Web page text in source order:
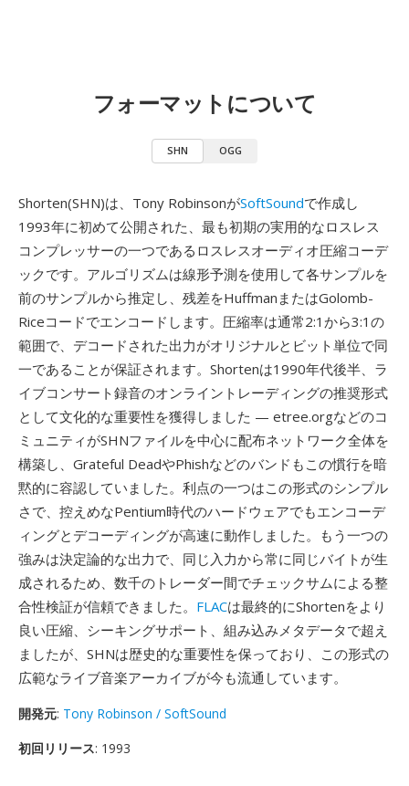
フォーマットについて
SHN OGG
Shorten(SHN)は、Tony RobinsonがSoftSoundで作成し
1993年に初めて公開された、最も初期の実用的なロスレス
コンプレッサーの一つであるロスレスオーディオ圧縮コーデ
ックです。アルゴリズムは線形予測を使用して各サンプルを
前のサンプルから推定し、残差をHuffmanまたはGolomb-
Riceコードでエンコードします。圧縮率は通常2:1から3:1の
範囲で、デコードされた出力がオリジナルとビット単位で同
一であることが保証されます。Shortenは1990年代後半、ラ
イブコンサート録音のオンライントレーディングの推奨形式
として文化的な重要性を獲得しました — etree.orgなどのコ
ミュニティがSHNファイルを中心に配布ネットワーク全体を
構築し、Grateful DeadやPhishなどのバンドもこの慣行を暗
黙的に容認していました。利点の一つはこの形式のシンプル
さで、控えめなPentium時代のハードウェアでもエンコーデ
ィングとデコーディングが高速に動作しました。もう一つの
強みは決定論的な出力で、同じ入力から常に同じバイトが生
成されるため、数千のトレーダー間でチェックサムによる整
合性検証が信頼できました。 FLACは最終的にShortenをより
良い圧縮、シーキングサポート、組み込みメタデータで超え
ましたが、SHNは歴史的な重要性を保っており、この形式の
広範なライブ音楽アーカイブが今も流通しています。
開発元: Tony Robinson / SoftSound
初回リリース: 1993